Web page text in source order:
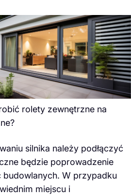
rolety zewnętrzne na
silnika należy podłączyć
będzie poprowadzenie
W przypadku
miejscu i